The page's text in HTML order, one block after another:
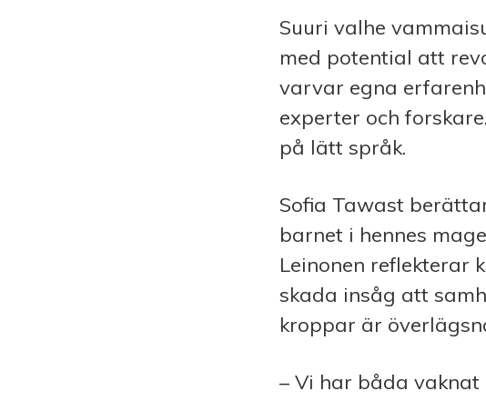
Suuri valhe
med potential att
varvar egna
experter och
på lätt språk.
Sofia Tawast
barnet i hennes
Leinonen reflekterar
skada insåg att
kroppar är
– Vi har båda